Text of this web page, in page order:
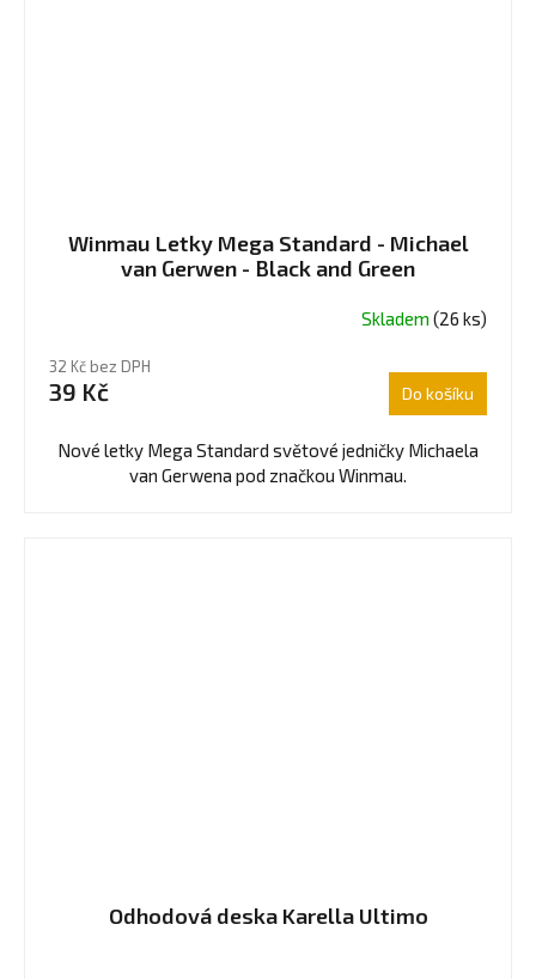
Winmau Letky Mega Standard - Michael
van Gerwen - Black and Green
Skladem (26 ks)
32 Kč bez DPH
39 Kč Do košíku
Nové letky Mega Standard světové jedničky Michaela
van Gerwena pod značkou Winmau.
Odhodová deska Karella Ultimo